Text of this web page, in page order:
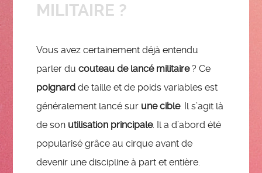
MILITAIRE ?
Vous avez certainement déjà entendu
parler ducouteau de lancé militaire? Ce
poignardde taille et de poids variables est
généralement lancé sur une cible. Il s’agit là
de son utilisation principale. Il a d’abord été
popularisé grâce au cirque avant de
devenir une discipline à part et entière.